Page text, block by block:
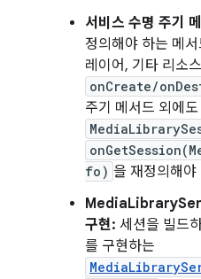
서비스 수명 주기
정의해야 하는 메
레이어, 기타 리소
onCreate/
주기 메서드 외에
fo) 을 재정의해야
구현: 세션을 빌드
를 구현하는